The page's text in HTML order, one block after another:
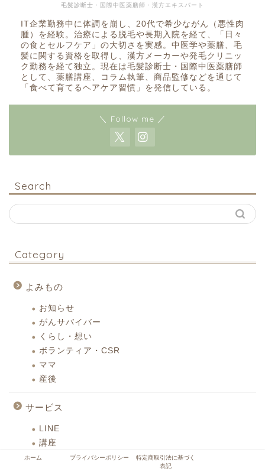
毛髪診断士・国際中医薬膳師・漢方エキスパート
IT企業勤務中に体調を崩し、20代で希少ながん（悪性肉
腫）を経験。治療による脱毛や長期入院を経て、「日々
の食とセルフケア」の大切さを実感。中医学や薬膳、毛
髪に関する資格を取得し、漢方メーカーや発毛クリニッ
ク勤務を経て独立。現在は毛髪診断士・国際中医薬膳師
として、薬膳講座、コラム執筆、商品監修などを通じて
「食べて育てるヘアケア習慣」を発信している。
＼ Follow me ／
Search
Category
よみもの
お知らせ
がんサバイバー
くらし・想い
ボランティア・CSR
ママ
産後
サービス
LINE
講座
ホーム プライバシーポリシー
特定商取引法に基づく
表記